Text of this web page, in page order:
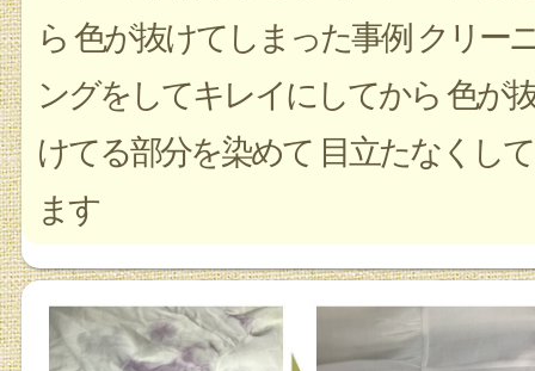
ら 色が抜けてしまった事例 クリー
ングをしてキレイにしてから 色が
けてる部分を染めて 目立たなくして
ます